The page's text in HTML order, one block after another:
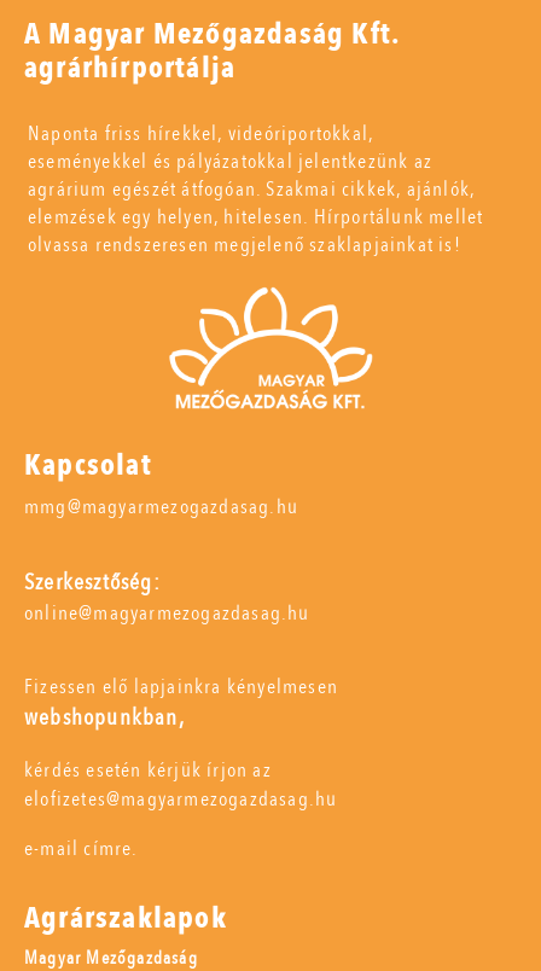
A Magyar Mezőgazdaság Kft.
agrárhírportálja
Naponta friss hírekkel, videóriportokkal,
eseményekkel és pályázatokkal jelentkezünk az
agrárium egészét átfogóan. Szakmai cikkek, ajánlók,
elemzések egy helyen, hitelesen. Hírportálunk mellet
olvassa rendszeresen megjelenő szaklapjainkat is!
Kapcsolat
mmg@magyarmezogazdasag.hu
Szerkesztőség:
online@magyarmezogazdasag.hu
Fizessen elő lapjainkra kényelmesen
webshopunkban,
kérdés esetén kérjük írjon az
elofizetes@magyarmezogazdasag.hu
e-mail címre.
Agrárszaklapok
Magyar Mezőgazdaság